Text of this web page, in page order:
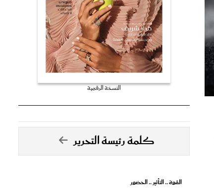
النسخة الرقمية
كلمة رئيسة التحرير
القوة .. التأثير .. الحضور